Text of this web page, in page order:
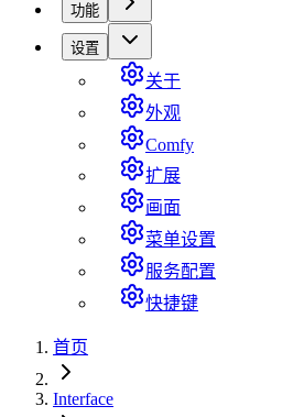
功能
设置
关于
外观
Comfy
扩展
画面
菜单设置
服务配置
快捷键
首页
Interface